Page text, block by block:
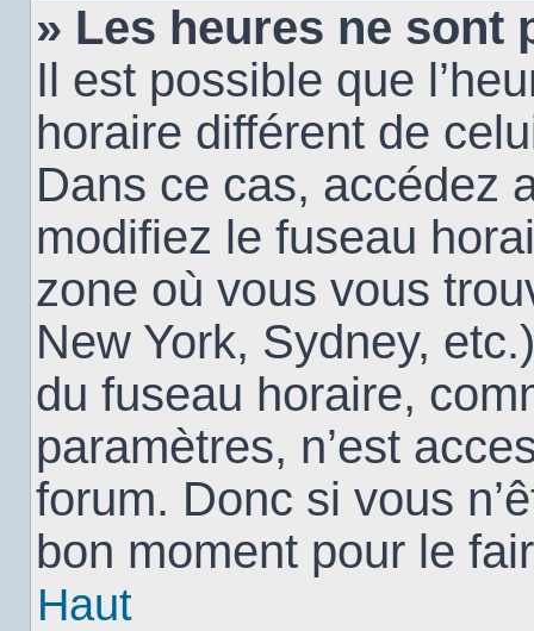
» Les heures ne sont
Il est possible que
horaire différent de
Dans ce cas, accédez
modifiez le fuseau
zone où vous vous
New York, Sydney,
du fuseau horaire,
paramètres, n’est
forum. Donc si vous
bon moment pour le
Haut